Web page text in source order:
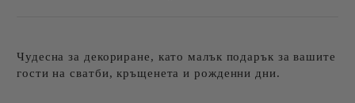
Чудесна за декориране, като малък подарък за вашите
гости на сватби, кръщенета и рожденни дни.